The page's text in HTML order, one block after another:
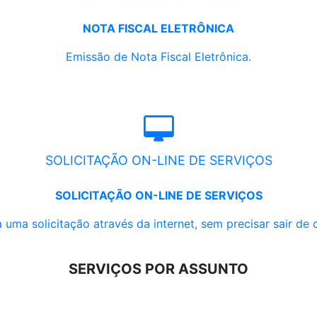
NOTA FISCAL ELETRÔNICA
Emissão de Nota Fiscal Eletrônica.
SOLICITAÇÃO ON-LINE DE SERVIÇOS
SOLICITAÇÃO ON-LINE DE SERVIÇOS
uma solicitação através da internet, sem precisar sair de
SERVIÇOS POR ASSUNTO